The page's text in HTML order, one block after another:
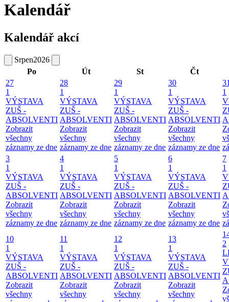
Kalendář
Kalendář akcí
Srpen2026
Po
Út St
Čt
27
1
VÝSTAVA
ZUŠ -
ABSOLVENTI
Zobrazit
všechny
záznamy ze dne
28
1
VÝSTAVA
ZUŠ -
ABSOLVENTI
Zobrazit
všechny
záznamy ze dne
29
1
VÝSTAVA
ZUŠ -
ABSOLVENTI
Zobrazit
všechny
záznamy ze dne
30
1
VÝSTAVA
ZUŠ -
ABSOLVENTI
Zobrazit
všechny
záznamy ze dne
1
3
1
VÝSTAVA
ZUŠ -
ABSOLVENTI
Zobrazit
všechny
záznamy ze dne
4
1
VÝSTAVA
ZUŠ -
ABSOLVENTI
Zobrazit
všechny
záznamy ze dne
5
1
VÝSTAVA
ZUŠ -
ABSOLVENTI
Zobrazit
všechny
záznamy ze dne
6
1
VÝSTAVA
ZUŠ -
ABSOLVENTI
Zobrazit
všechny
záznamy ze dne
7
1
10
1
VÝSTAVA
ZUŠ -
ABSOLVENTI
Zobrazit
všechny
11
1
VÝSTAVA
ZUŠ -
ABSOLVENTI
Zobrazit
všechny
12
1
VÝSTAVA
ZUŠ -
ABSOLVENTI
Zobrazit
všechny
13
1
VÝSTAVA
ZUŠ -
ABSOLVENTI
Zobrazit
všechny
2